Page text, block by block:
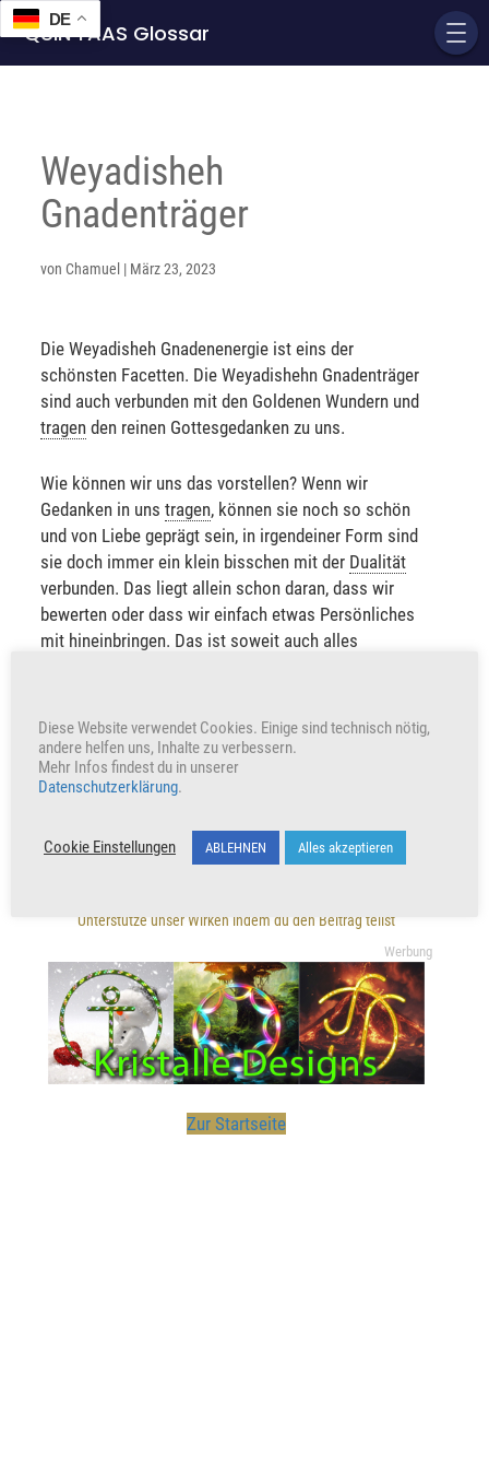
QUIN'TAAS Glossar
Weyadisheh
Gnadenträger
vonChamuel | März 23, 2023
Die Weyadisheh Gnadenenergie ist eins der
schönsten Facetten. Die Weyadishehn Gnadenträger
sind auch verbunden mit den Goldenen Wundern und
tragen den reinen Gottesgedanken zu uns.
Wie können wir uns das vorstellen? Wenn wir
Gedanken in unstragen, können sie noch so schön
und von Liebe geprägt sein, in irgendeiner Form sind
sie doch immer ein klein bisschen mit der Dualität
verbunden. Das liegt allein schon daran, dass wir
bewerten oder dass wir einfach etwas Persönliches
mit hineinbringen. Das ist soweit auch alles
irgendeinerDualitätkamen, wenn diese zu uns
gebracht werden, dann macht es einen massiven
Unterschied – vor allem in unserer
Unterstütze unser Wirken indem du den Beitrag teilst
Werbung
Zur Startseite
Diese Website verwendet Cookies. Einige sind technisch nötig,
andere helfen uns, Inhalte zu verbessern.
Mehr Infos findest du in unserer
Datenschutzerklärung.
Cookie Einstellungen ABLEHNEN Alles akzeptieren
DE